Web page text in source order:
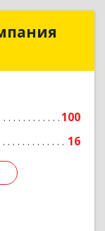
100
16
Подробнее